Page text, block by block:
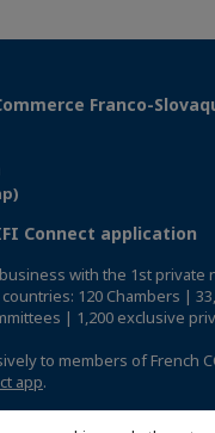
Franco-
Connect application
with the 1st private
120 Chambers |
| 1,200 exclusive
to members of French
app.